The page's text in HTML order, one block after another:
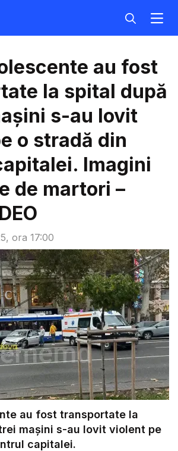
ora 17:00
au fost
la spital după
s-au lovit
o stradă din
Imagini
de martori –
au fost transportate la
mașini s-au lovit violent pe
capitalei.